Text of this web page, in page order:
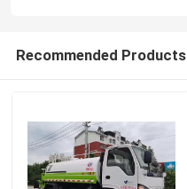
Fabrieksreis
Contacteer ons
Recommended Products